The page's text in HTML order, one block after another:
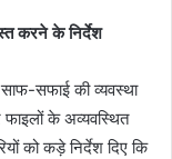
करने के निर्देश
साफ-सफाई की व्यवस्था
फाइलों के अव्यवस्थित
को कड़े निर्देश दिए कि